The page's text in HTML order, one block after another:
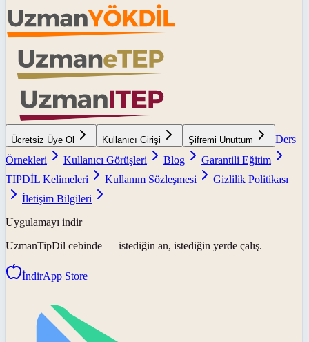
Ücretsiz Üye Ol Kullanıcı Girişi Şifremi Unuttum
Ders
Örnekleri
Kullanıcı Görüşleri Blog
Garantili Eğitim
TIPDİL Kelimeleri
Kullanım Sözleşmesi
Gizlilik Politikası
İletişim Bilgileri
Uygulamayı indir
UzmanTipDil cebinde — istediğin an, istediğin yerde çalış.
İndirApp Store